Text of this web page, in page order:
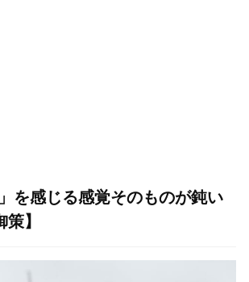
を感じる感覚そのものが鈍い
】